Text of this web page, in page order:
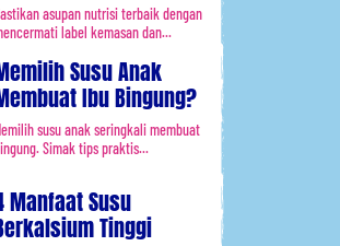
asupan nutrisi terbaik dengan
label kemasan dan...
Susu Anak
Ibu Bingung?
susu anak seringkali membuat
Simak tips praktis...
Manfaat Susu
Tinggi